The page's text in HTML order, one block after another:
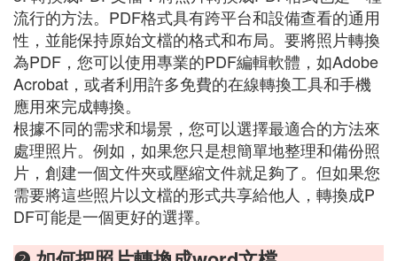
流行的方法。PDF格式具有跨平台和設備查看的通用
性，並能保持原始文檔的格式和布局。要將照片轉換
為PDF，您可以使用專業的PDF編輯軟體，如Adobe
Acrobat，或者利用許多免費的在線轉換工具和手機
應用來完成轉換。
根據不同的需求和場景，您可以選擇最適合的方法來
處理照片。例如，如果您只是想簡單地整理和備份照
片，創建一個文件夾或壓縮文件就足夠了。但如果您
需要將這些照片以文檔的形式共享給他人，轉換成P
DF可能是一個更好的選擇。